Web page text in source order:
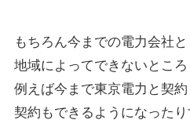
もちろん今までの電力会社と
地域によってできないところ
例えば今まで東京電力と契
契約もできるようになったり